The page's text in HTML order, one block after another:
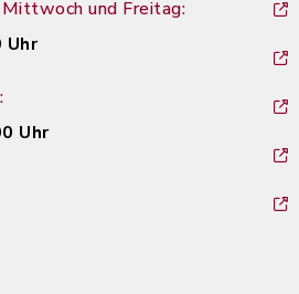
und Freitag:
Uhr
Uhr